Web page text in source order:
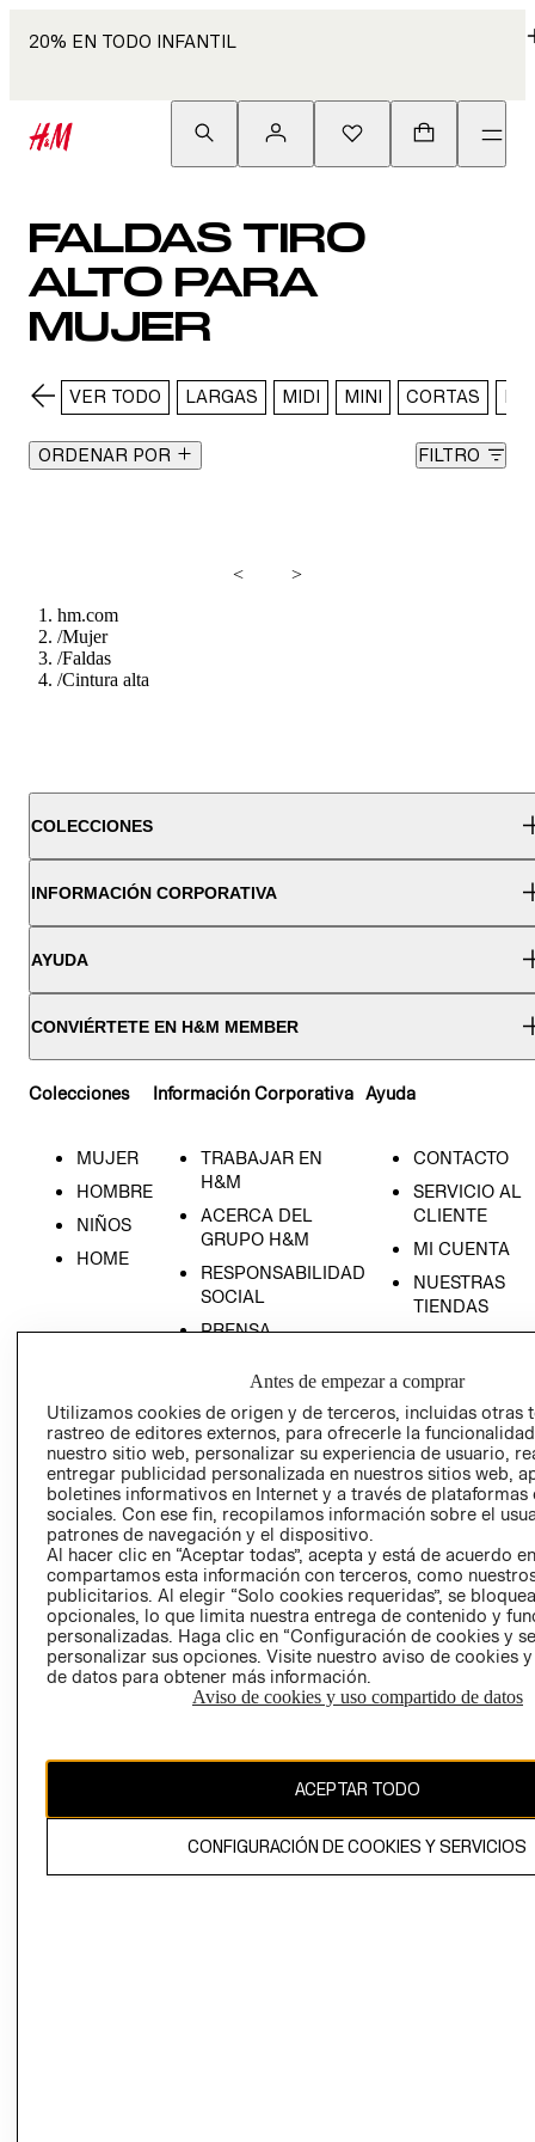
20% EN TODO INFANTIL
FALDAS TIRO
ALTO PARA
MUJER
VER TODO LARGAS MIDI MINI CORTAS
ORDENAR POR FILTRO
<
>
hm.com
/Mujer
/Faldas
/Cintura alta
COLECCIONES
INFORMACIÓN CORPORATIVA
AYUDA
CONVIÉRTETE EN H&M MEMBER
Colecciones
MUJER
HOMBRE
NIÑOS
HOME
Información Corporativa
TRABAJAR EN
H&M
ACERCA DEL
GRUPO H&M
RESPONSABILIDAD
SOCIAL
PRENSA
INVERSIONISTAS
POLÍTICA
EMPRESARIAL
Ayuda
CONTACTO
SERVICIO AL
CLIENTE
MI CUENTA
NUESTRAS
TIENDAS
TIENDA
TÉRMINOS Y
CONDICIONES
AVISO DE
PRIVACIDAD
AVISO DE
COOKIES
Chile ($)
Antes de empezar a comprar
Utilizamos cookies de origen y de terceros, incluidas otras
rastreo de editores externos, para ofrecerle la
nuestro sitio web, personalizar su experiencia de usuario,
entregar publicidad personalizada en nuestros sitios web,
boletines informativos en Internet y a través de plataformas
sociales. Con ese fin, recopilamos información sobre el
patrones de navegación y el dispositivo.
Al hacer clic en “Aceptar todas”, acepta y está de acuerdo
compartamos esta información con terceros, como
publicitarios. Al elegir “Solo cookies requeridas”, se
opcionales, lo que limita nuestra entrega de contenido y
personalizadas. Haga clic en “Configuración de cookies y
personalizar sus opciones. Visite nuestro aviso de cookies
de datos para obtener más información.
Aviso de cookies y uso compartido de datos
ACEPTAR TODO
CONFIGURACIÓN DE COOKIES Y SERVICIOS